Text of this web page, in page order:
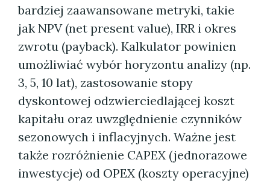
bardziej zaawansowane metryki, takie
jak NPV (net present value), IRR i okres
zwrotu (payback). Kalkulator powinien
umożliwiać wybór horyzontu analizy (np.
3, 5, 10 lat), zastosowanie stopy
dyskontowej odzwierciedlającej koszt
kapitału oraz uwzględnienie czynników
sezonowych i inflacyjnych. Ważne jest
także rozróżnienie CAPEX (jednorazowe
inwestycje) od OPEX (koszty operacyjne)